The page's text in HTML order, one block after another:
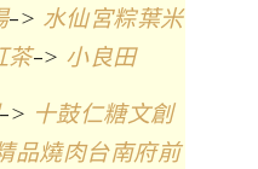
-> 水仙宮粽葉米
茶-> 小良田
-> 十鼓仁糖文創
品燒肉台南府前